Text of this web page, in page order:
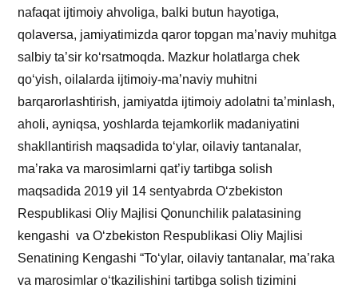
nafaqat ijtimoiy ahvoliga, balki butun hayotiga,
qolaversa, jamiyatimizda qaror topgan ma’naviy muhitga
salbiy ta’sir ko‘rsatmoqda. Mazkur holatlarga chek
qo‘yish, oilalarda ijtimoiy-ma’naviy muhitni
barqarorlashtirish, jamiyatda ijtimoiy adolatni ta’minlash,
aholi, ayniqsa, yoshlarda tejamkorlik madaniyatini
shakllantirish maqsadida to‘ylar, oilaviy tantanalar,
ma’raka va marosimlarni qat’iy tartibga solish
maqsadida 2019 yil 14 sentyabrda O‘zbekiston
Respublikasi Oliy Majlisi Qonunchilik palatasining
kengashi va O‘zbekiston Respublikasi Oliy Majlisi
Senatining Kengashi “To‘ylar, oilaviy tantanalar, ma’raka
va marosimlar o‘tkazilishini tartibga solish tizimini